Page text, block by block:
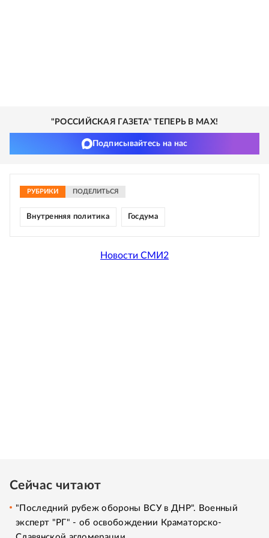
"РОССИЙСКАЯ ГАЗЕТА" ТЕПЕРЬ В MAX!
Подписывайтесь на нас
РУБРИКИ ПОДЕЛИТЬСЯ
Внутренняя политика Госдума
Новости СМИ2
Сейчас читают
"Последний рубеж обороны ВСУ в ДНР". Военный
эксперт "РГ" - об освобождении Краматорско-